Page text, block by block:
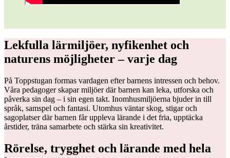
Lekfulla lärmiljöer, nyfikenhet och
naturens möjligheter – varje dag
På Toppstugan formas vardagen efter barnens intressen och behov.
Våra pedagoger skapar miljöer där barnen kan leka, utforska och
påverka sin dag – i sin egen takt. Inomhusmiljöerna bjuder in till
språk, samspel och fantasi. Utomhus väntar skog, stigar och
sagoplatser där barnen får uppleva lärande i det fria, upptäcka
årstider, träna samarbete och stärka sin kreativitet.
Rörelse, trygghet och lärande med hela